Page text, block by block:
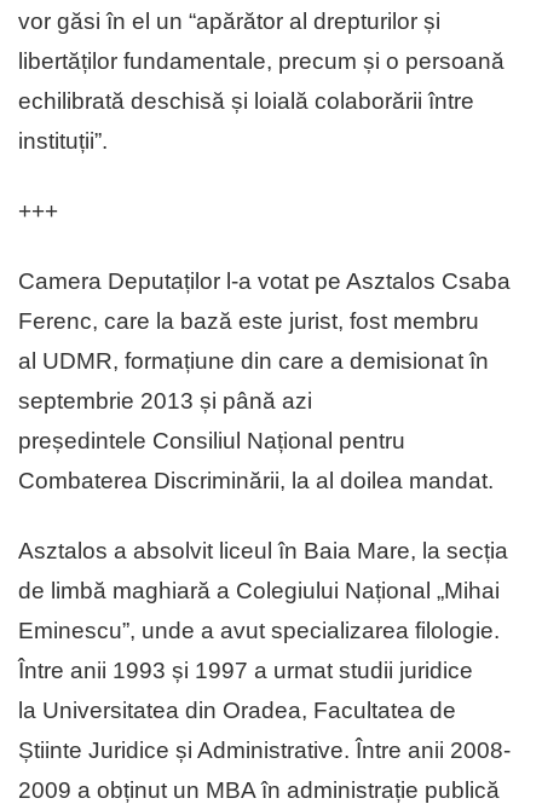
vor găsi în el un “apărător al drepturilor și
libertăților fundamentale, precum și o persoană
echilibrată deschisă și loială colaborării între
instituții”.
+++
Camera Deputaților l-a votat pe Asztalos Csaba
Ferenc, care la bază este jurist, fost membru
al UDMR, formațiune din care a demisionat în
septembrie 2013 și până azi
președintele Consiliul Național pentru
Combaterea Discriminării, la al doilea mandat.
Asztalos a absolvit liceul în Baia Mare, la secția
de limbă maghiară a Colegiului Național „Mihai
Eminescu”, unde a avut specializarea filologie.
Între anii 1993 și 1997 a urmat studii juridice
la Universitatea din Oradea, Facultatea de
Știinte Juridice și Administrative. Între anii 2008-
2009 a obținut un MBA în administrație publică